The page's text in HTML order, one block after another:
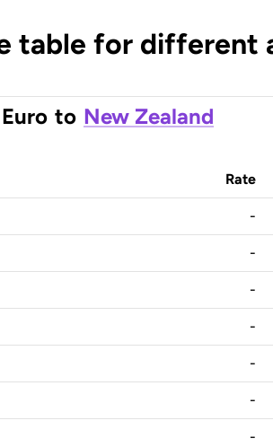
table for different
Euro to New Zealand
Rate
-
-
-
-
-
-
-